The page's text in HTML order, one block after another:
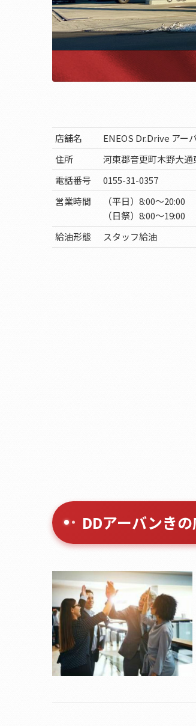
店舗名
ENEOS Dr.Drive アー
住所
河東郡音更町木野大通
電話番号
0155-31-0357
営業時間
（平日）8:00～20:00
（日祭）8:00～19:00
給油形態
スタッフ給油
DDアーバンき